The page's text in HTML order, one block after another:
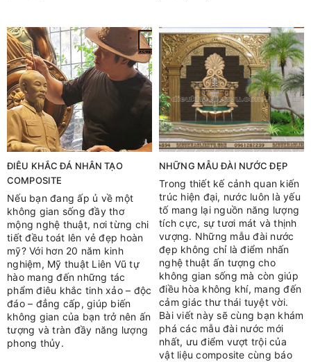
ĐIÊU KHẮC ĐÁ NHÂN TẠO
COMPOSITE
Nếu bạn đang ấp ủ về một
không gian sống đầy thơ
mộng nghệ thuật, nơi từng chi
tiết đều toát lên vẻ đẹp hoàn
mỹ? Với hơn 20 năm kinh
nghiệm, Mỹ thuật Liên Vũ tự
hào mang đến những tác
phẩm điêu khắc tinh xảo – độc
đáo – đẳng cấp, giúp biến
không gian của bạn trở nên ấn
tượng và tràn đầy năng lượng
phong thủy.
NHỮNG MẪU ĐÀI NƯỚC ĐẸP
Trong thiết kế cảnh quan kiến
trúc hiện đại, nước luôn là yếu
tố mang lại nguồn năng lượng
tích cực, sự tươi mát và thịnh
vượng. Những mẫu đài nước
đẹp không chỉ là điểm nhấn
nghệ thuật ấn tượng cho
không gian sống mà còn giúp
điều hòa không khí, mang đến
cảm giác thư thái tuyệt vời.
Bài viết này sẽ cùng bạn khám
phá các mẫu đài nước mới
nhất, ưu điểm vượt trội của
vật liệu composite cùng báo